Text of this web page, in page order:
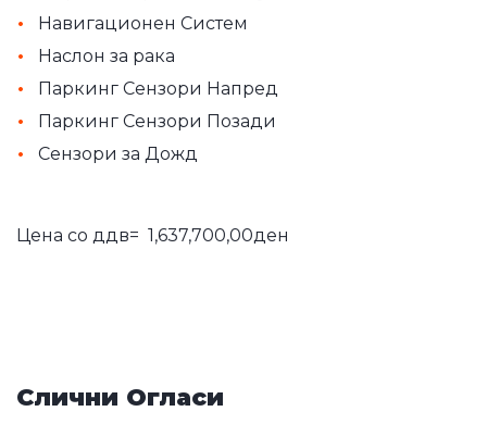
• Навигационен Систем
• Наслон за рака
• Паркинг Сензори Напред
• Паркинг Сензори Позади
• Сензори за Дожд
Цена со ддв= 1,637,700,00ден
Слични Огласи